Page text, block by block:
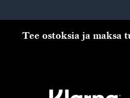
Tee ostoksia ja maksa